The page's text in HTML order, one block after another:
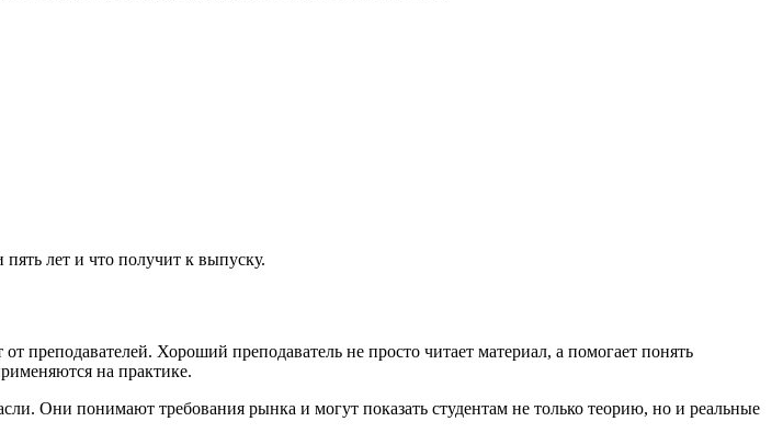
лет и что получит к выпуску.
преподавателей. Хороший преподаватель не просто читает материал, а помогает понять
на практике.
Они понимают требования рынка и могут показать студентам не только теорию, но и реальные